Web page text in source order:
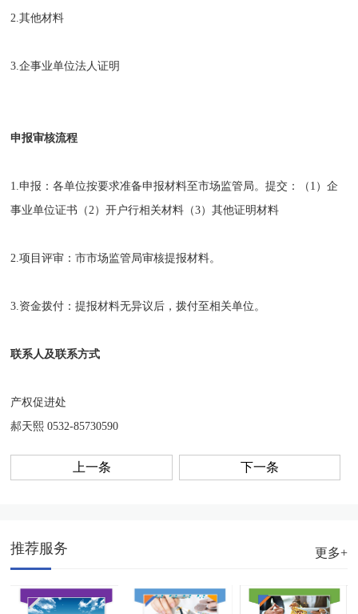
2.其他材料
3.企事业单位法人证明
申报审核流程
1.申报：各单位按要求准备申报材料至市场监管局。提交：（1）企
事业单位证书（2）开户行相关材料（3）其他证明材料
2.项目评审：市市场监管局审核提报材料。
3.资金拨付：提报材料无异议后，拨付至相关单位。
联系人及联系方式
产权促进处
郝天熙 0532-85730590
上一条 下一条
推荐服务 更多+